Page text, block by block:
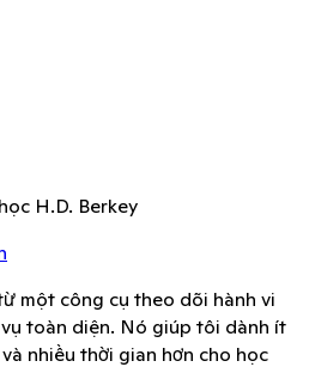
H.D. Berkey
một công cụ theo dõi hành vi
toàn diện. Nó giúp tôi dành ít
nhiều thời gian hơn cho học